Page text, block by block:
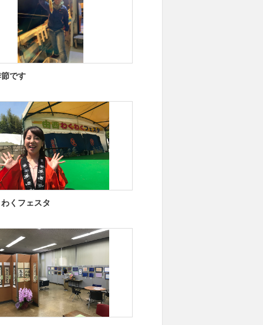
です
くフェスタ